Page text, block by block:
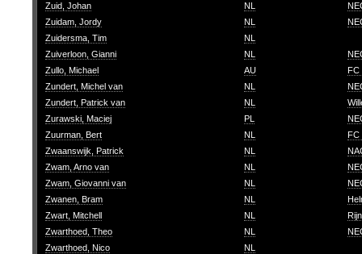
Zuid, Johan
NL
Zuidam, Jordy
NL
Zuidersma, Tim
NL
Zuiverloon, Gianni
NL
Zullo, Michael
AU
FC
Zundert, Michel van
NL
Zundert, Patrick van
NL
Zurawski, Maciej
PL
Zuurman, Bert
NL
FC
Zwaanswijk, Patrick
NL
Zwam, Arno van
NL
Zwam, Giovanni van
NL
Zwanen, Bram
NL
Zwart, Mitchell
NL
Zwarthoed, Theo
NL
Zwarthoed, Nico
NL